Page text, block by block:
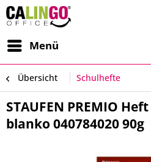
Menü
Übersicht Schulhefte
STAUFEN PREMIO
blanko 040784020 90g